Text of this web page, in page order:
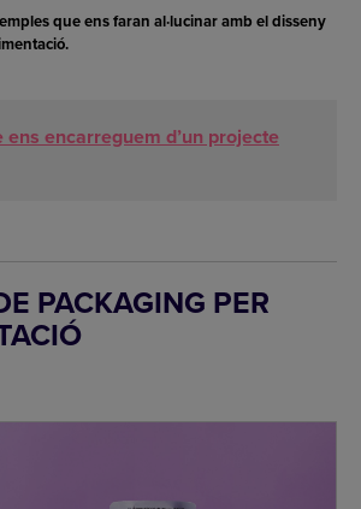
que ens faran al·lucinar amb el disseny
ens encarreguem d’un projecte
PACKAGING PER